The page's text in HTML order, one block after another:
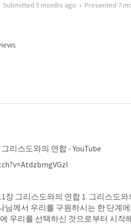
Submitted 5 months ago • Presented 7
리스도와의 연합 - YouTube
장 그리스도와의 연합 1. 그리스도와
님께서 우리를 구원하시는 한 단계
우리를 선택하신 것으로부터 시작